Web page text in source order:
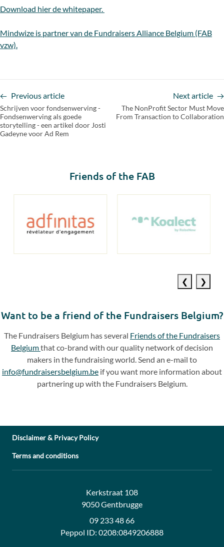
Download hier de whitepaper.
Mindwize is partner van de Fundraisers Alliance Belgium (FAB
vzw).
Previous article
Schrijven voor fondsenwerving -
Fondsenwerving als goede
storytelling - een artikel door Josti
Gadeyne voor Ad Rem
Next article
The NonProfit Sector Must Move
From Transaction to Collaboration
Friends of the FAB
Want to be a friend of the Fundraisers Belgium?
The Fundraisers Belgium has several Friends of the Fundraisers
Belgiumthat co-brand with our quality network of decision
makers in the fundraising world. Send an e-mail to
info@fundraisersbelgium.be if you want more information about
partnering up with the Fundraisers Belgium.
Disclaimer & Privacy Policy
Terms and conditions
Contact:
Address:
Kerkstraat 108
9050 Gentbrugge
09 233 48 66
Peppol ID: 0208:0849206888